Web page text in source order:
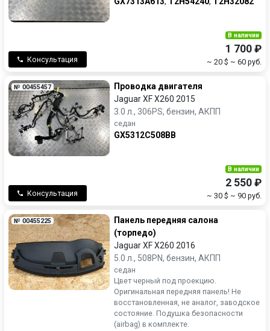
Консультация
В наличии
1 700 ₽
~ 20 $ ~ 60 руб.
№ 00455457
Проводка двигателя
Jaguar XF X260 2015
3.0 л., 306PS, бензин, АКПП
седан
GX5312C508BB
Консультация
В наличии
2 550 ₽
~ 30 $ ~ 90 руб.
№ 00455225
Панель передняя салона
(торпедо)
Jaguar XF X260 2016
5.0 л., 508PN, бензин, АКПП
седан
Цвет черный под проекцию.
Оригинальная передняя панель! Не
восстановленная, не аналог, заводское
состояние. Подушка безопасности
(airbag) в комплекте.